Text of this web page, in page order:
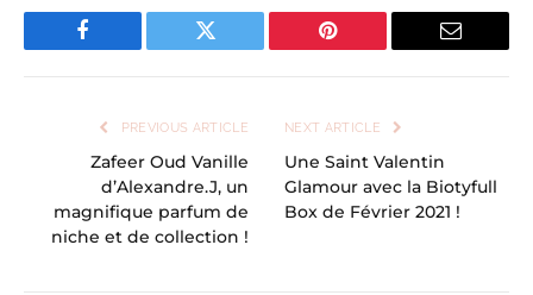
Facebook Twitter Pinterest Email
PREVIOUS ARTICLE
Zafeer Oud Vanille
d’Alexandre.J, un
magnifique parfum de
niche et de collection !
NEXT ARTICLE
Une Saint Valentin
Glamour avec la Biotyfull
Box de Février 2021 !